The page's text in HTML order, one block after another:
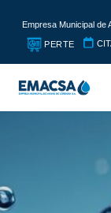
Empresa Municipal de
PERTE